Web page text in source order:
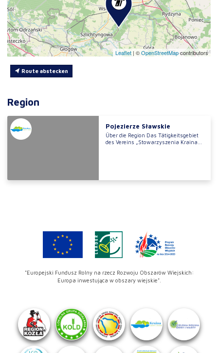
Leaflet | ©OpenStreetMapcontributors
Route abstecken
Region
Pojezierze Sławskie
Über die Region Das Tätigkeitsgebiet
des Vereins „Stowarzyszenia Kraina...
"Europejski Fundusz Rolny na rzecz Rozwoju Obszarów Wiejskich:
Europa inwestująca w obszary wiejskie".